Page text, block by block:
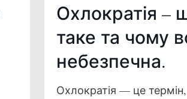
Охлократія –
таке та чому
небезпечна.
Охлократія — це